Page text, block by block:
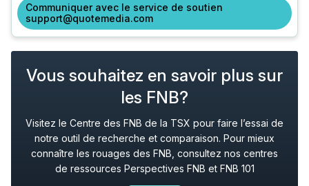
Communiquer avec le service de soutien
support@quotemedia.com
Vous souhaitez en savoir plus sur
les FNB?
Visitez le Centre des FNB de la TSX pour faire l’essai de
notre outil de recherche et comparaison. Pour mieux
connaître les rouages des FNB, consultez nos centres
de ressources Perspectives FNB et FNB 101